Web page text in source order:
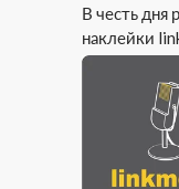
В честь дня
наклейки